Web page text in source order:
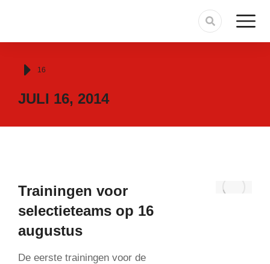
Je bent hier:
16
JULI 16, 2014
Trainingen voor
selectieteams op 16
augustus
De eerste trainingen voor de